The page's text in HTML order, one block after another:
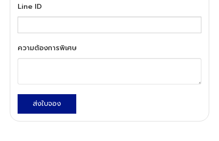
Line ID
ความต้องการพิเศษ
ส่งใบจอง